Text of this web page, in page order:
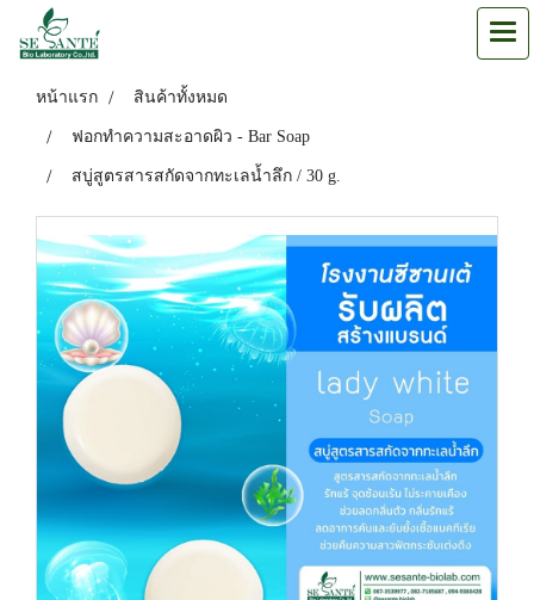
หน้าแรก สินค้าทั้งหมด
ฟอกทำความสะอาดผิว - Bar Soap
สบู่สูตรสารสกัดจากทะเลน้ำลึก / 30 g.